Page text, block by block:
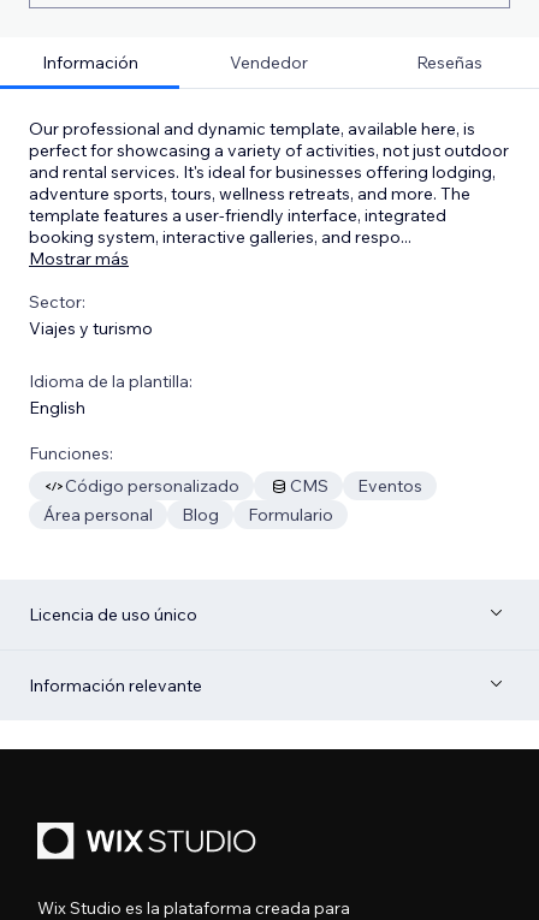
Información Vendedor Reseñas
Our professional and dynamic template, available here, is
perfect for showcasing a variety of activities, not just outdoor
and rental services. It's ideal for businesses offering lodging,
adventure sports, tours, wellness retreats, and more. The
template features a user-friendly interface, integrated
booking system, interactive galleries, and respo...
Mostrar más
Sector:
Viajes y turismo
Idioma de la plantilla:
English
Funciones:
Código personalizado
CMS
Eventos
Área personal
Blog Formulario
Licencia de uso único
Información relevante
Wix Studio es la plataforma creada para